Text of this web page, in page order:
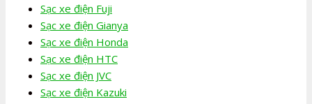
Sạc xe điện Fuji
Sạc xe điện Gianya
Sạc xe điện Honda
Sạc xe điện HTC
Sạc xe điện JVC
Sạc xe điện Kazuki